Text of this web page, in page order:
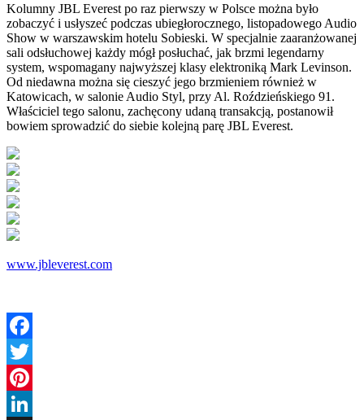
Kolumny JBL Everest po raz pierwszy w Polsce można było
zobaczyć i usłyszeć podczas ubiegłorocznego, listopadowego Audio
Show w warszawskim hotelu Sobieski. W specjalnie zaaranżowanej
sali odsłuchowej każdy mógł posłuchać, jak brzmi legendarny
system, wspomagany najwyższej klasy elektroniką Mark Levinson.
Od niedawna można się cieszyć jego brzmieniem również w
Katowicach, w salonie Audio Styl, przy Al. Roździeńskiego 91.
Właściciel tego salonu, zachęcony udaną transakcją, postanowił
bowiem sprowadzić do siebie kolejną parę JBL Everest.
www.jbleverest.com
Facebook
Twitter
Pinterest